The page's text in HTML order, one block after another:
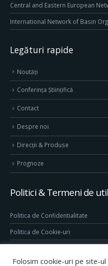
Central and Eastern European
International Network of Basin
Legături rapide
Noutăți
Conferința Științifică
Contact
Despre noi
Direcţii & Produse
Prognoze
Politici & Termeni de
Politica de Confidentialitate
Politica de Cookie-uri
Folosim cookie-uri pe site-